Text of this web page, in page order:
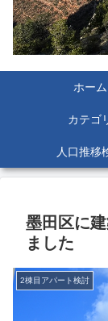
ホーム
カテゴ
人口推移
墨田区に
ました
2棟目アパート検討